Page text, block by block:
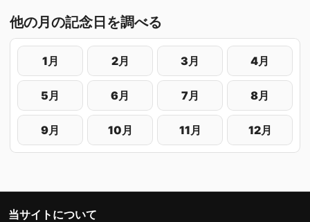
他の月の記念日を調べる
1月 2月 3月 4月
5月 6月 7月 8月
9月 10月 11月 12月
当サイトについて